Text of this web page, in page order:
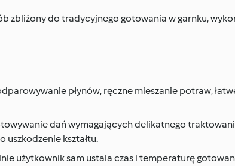
zbliżony do tradycyjnego gotowania w garnku,
płynów, ręczne mieszanie potraw,
dań wymagających delikatnego
uszkodzenie kształtu.
użytkownik sam ustala czas i temperaturę